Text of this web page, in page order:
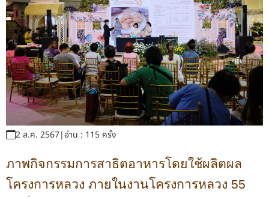
2 ส.ค. 2567|อ่าน : 115 ครั้ง
ภาพกิจกรรมการสาธิตอาหารโดยใช้ผลิตผล
โครงการหลวง ภายในงานโครงการหลวง 55